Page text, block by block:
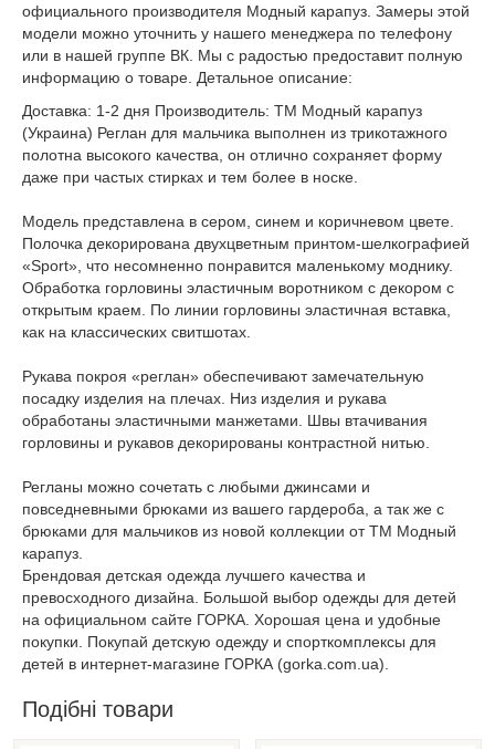
официального производителя Модный карапуз. Замеры этой
модели можно уточнить у нашего менеджера по телефону
или в нашей группе ВК. Мы с радостью предоставит полную
информацию о товаре. Детальное описание:
Доставка: 1-2 дня Производитель: ТМ Модный карапуз
(Украина) Реглан для мальчика выполнен из трикотажного
полотна высокого качества, он отлично сохраняет форму
даже при частых стирках и тем более в носке.
Модель представлена в сером, синем и коричневом цвете.
Полочка декорирована двухцветным принтом-шелкографией
«Sport», что несомненно понравится маленькому моднику.
Обработка горловины эластичным воротником с декором с
открытым краем. По линии горловины эластичная вставка,
как на классических свитшотах.
Рукава покроя «реглан» обеспечивают замечательную
посадку изделия на плечах. Низ изделия и рукава
обработаны эластичными манжетами. Швы втачивания
горловины и рукавов декорированы контрастной нитью.
Регланы можно сочетать с любыми джинсами и
повседневными брюками из вашего гардероба, а так же с
брюками для мальчиков из новой коллекции от ТМ Модный
карапуз.
Брендовая детская одежда лучшего качества и
превосходного дизайна. Большой выбор одежды для детей
на официальном сайте ГОРКА. Хорошая цена и удобные
покупки. Покупай детскую одежду и спорткомплексы для
детей в интернет-магазине ГОРКА (gorka.com.ua).
Подібні товари